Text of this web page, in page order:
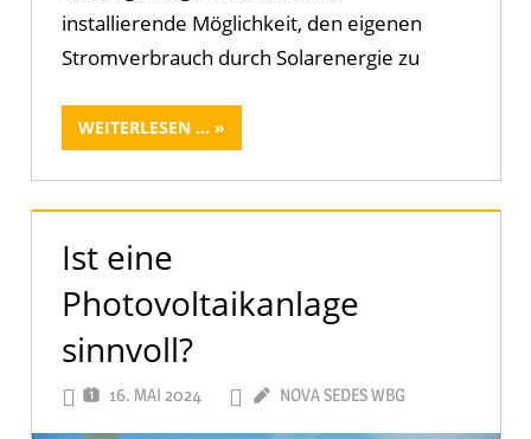
installierende Möglichkeit, den eigenen
Stromverbrauch durch Solarenergie zu
WEITERLESEN ...
Ist eine
Photovoltaikanlage
sinnvoll?
16. MAI 2024 NOVA SEDES WBG